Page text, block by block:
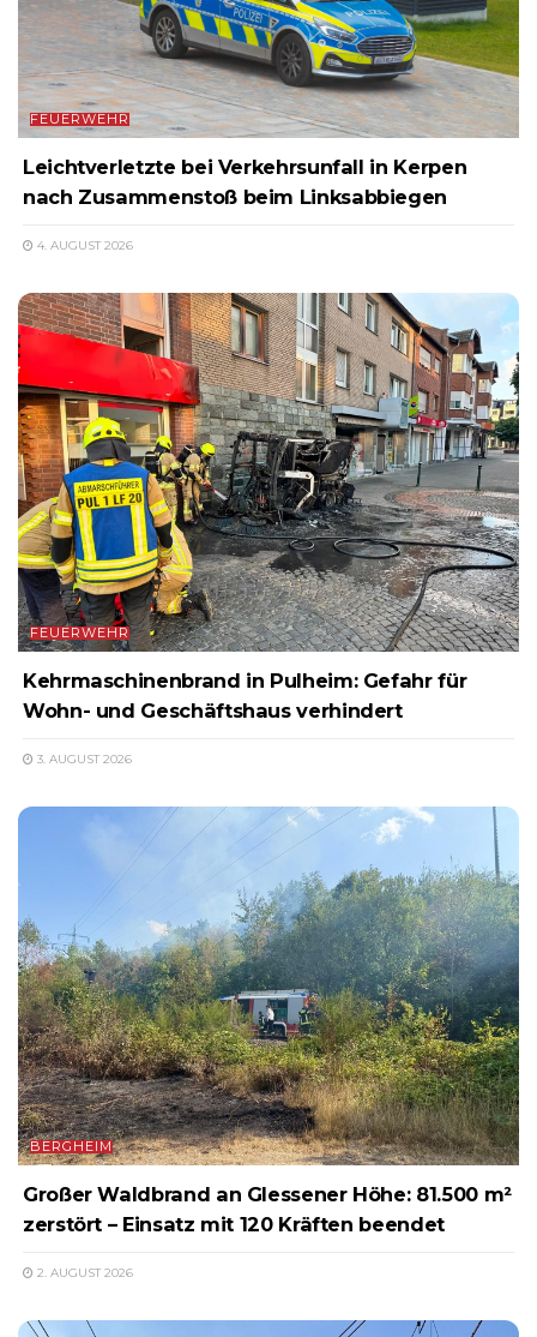
FEUERWEHR
Leichtverletzte bei Verkehrsunfall in Kerpen
nach Zusammenstoß beim Linksabbiegen
4. AUGUST 2026
FEUERWEHR
Kehrmaschinenbrand in Pulheim: Gefahr für
Wohn- und Geschäftshaus verhindert
3. AUGUST 2026
BERGHEIM
Großer Waldbrand an Glessener Höhe: 81.500 m²
zerstört – Einsatz mit 120 Kräften beendet
2. AUGUST 2026